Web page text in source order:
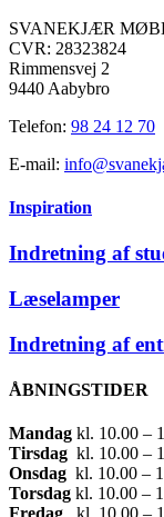
SVANEKJÆR
CVR: 28323824
Rimmensvej 2
9440 Aabybro
Telefon: 98 24 12 70
E-mail:
Inspiration
Indretning af
Læselamper
Indretning af
ÅBNINGSTIDER
Mandag kl. 10.00 –
Tirsdag
kl. 10.00 –
Onsdag
kl. 10.00 –
Torsdag kl. 10.00 –